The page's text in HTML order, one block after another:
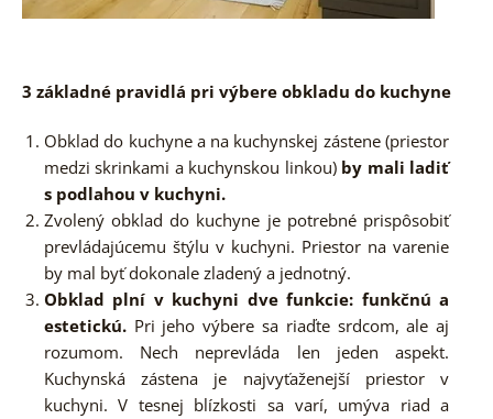
3 základné pravidlá pri výbere obkladu do kuchyne
Obklad do kuchyne a na kuchynskej zástene (priestor
medzi skrinkami a kuchynskou linkou) by mali ladiť
s podlahou v kuchyni.
Zvolený obklad do kuchyne je potrebné prispôsobiť
prevládajúcemu štýlu v kuchyni. Priestor na varenie
by mal byť dokonale zladený a jednotný.
Obklad plní v kuchyni dve funkcie: funkčnú a
estetickú.Pri jeho výbere sa riaďte srdcom, ale aj
rozumom. Nech neprevláda len jeden aspekt.
Kuchynská zástena je najvyťaženejší priestor v
kuchyni. V tesnej blízkosti sa varí, umýva riad a